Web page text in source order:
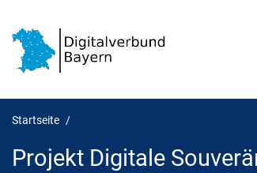
Startseite
Projekt Digitale